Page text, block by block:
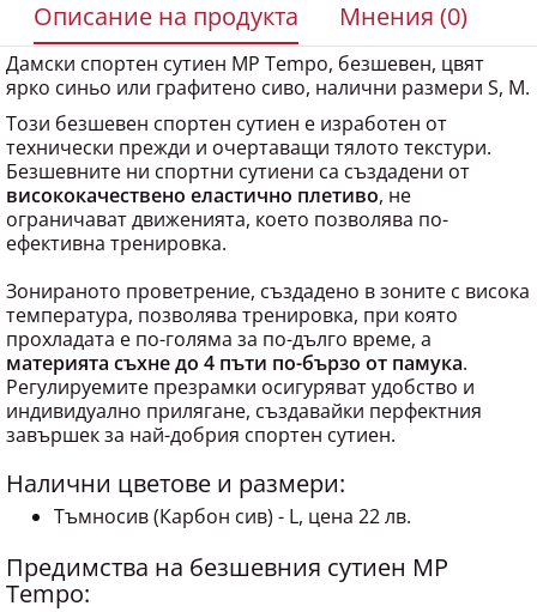
Описание на продукта Мнения (0)
Дамски спортен сутиен MP Tempo, безшевен, цвят
ярко синьо или графитено сиво, налични размери S, M.
Този безшевен спортен сутиен е изработен от
технически прежди и очертаващи тялото текстури.
Безшевните ни спортни сутиени са създадени от
висококачествено еластично плетиво, не
ограничават движенията, което позволява по-
ефективна тренировка.
Зонираното проветрение, създадено в зоните с висока
температура, позволява тренировка, при която
прохладата е по-голяма за по-дълго време, а
материята съхне до 4 пъти по-бързо от памука.
Регулируемите презрамки осигуряват удобство и
индивидуално прилягане, създавайки перфектния
завършек за най-добрия спортен сутиен.
Налични цветове и размери:
Тъмносив (Карбон сив) - L, цена 22 лв.
Предимства на безшевния сутиен MP
Tempo: